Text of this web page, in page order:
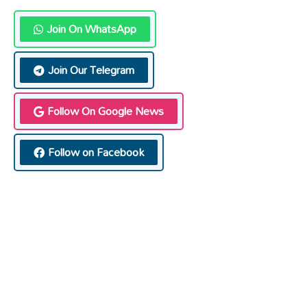
Join On WhatsApp
Join Our Telegram
Follow On Google News
Follow on Facebook